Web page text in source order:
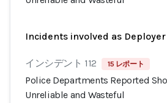
Incidents involved as Deployer
インシデント 112 15 レポート
Police Departments Reported
Unreliable and Wasteful